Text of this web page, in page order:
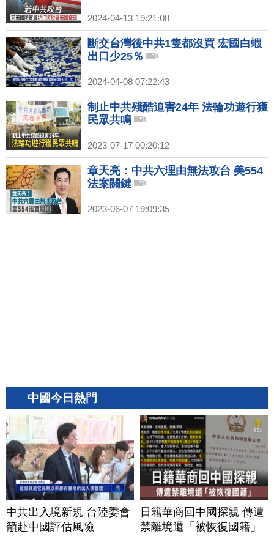
2024-04-13 19:21:08
斷交台灣後中共1隻都沒買 宏國白蝦
出口少25％
2024-04-08 07:22:43
制止中共殘酷迫害24年 法輪功遊行獲
民眾共鳴
2023-07-17 00:20:12
章天亮：中共六理由無法攻台 美554
法案關鍵
2023-06-07 19:09:35
中國今日熱門
中共出入境新規 台陸委會
籲赴中國評估風險
日籍華商回中國探親 傳遭
禁離境還「被恢復國籍」